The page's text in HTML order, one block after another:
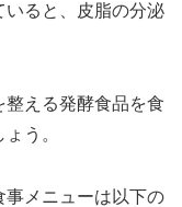
いると、皮脂の分泌
える発酵食品を食
う。
事メニューは以下の